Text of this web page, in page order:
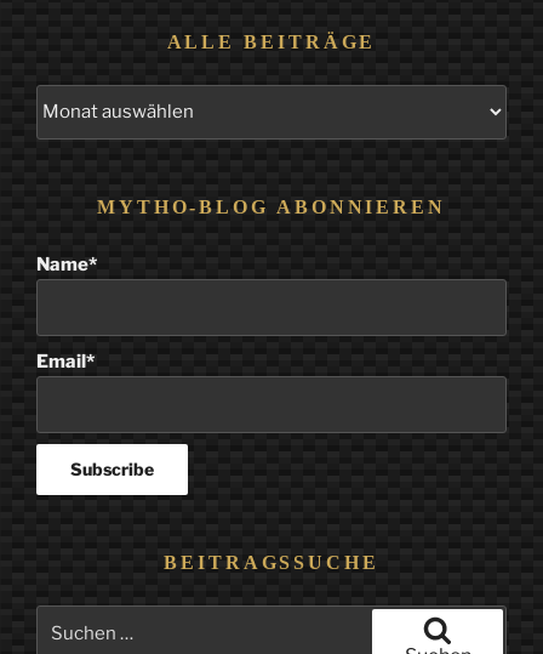
ALLE BEITRÄGE
MYTHO-BLOG ABONNIEREN
Name*
Email*
BEITRAGSSUCHE